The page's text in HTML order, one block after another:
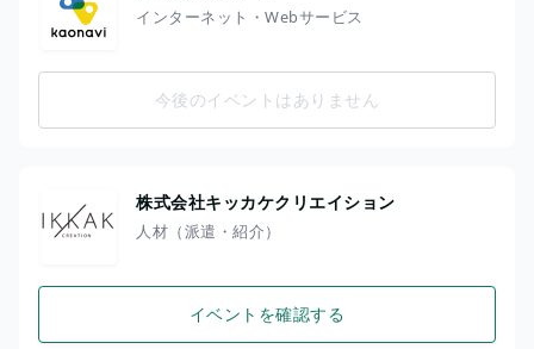
インターネット・Webサービス
今後のイベントはありません
株式会社キッカケクリエイション
人材（派遣・紹介）
イベントを確認する